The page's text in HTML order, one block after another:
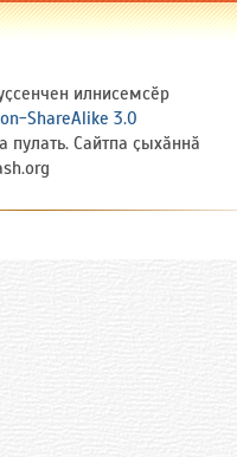
илнисемсӗр
ShareAlike 3.0
Сайтпа ҫыхӑннӑ